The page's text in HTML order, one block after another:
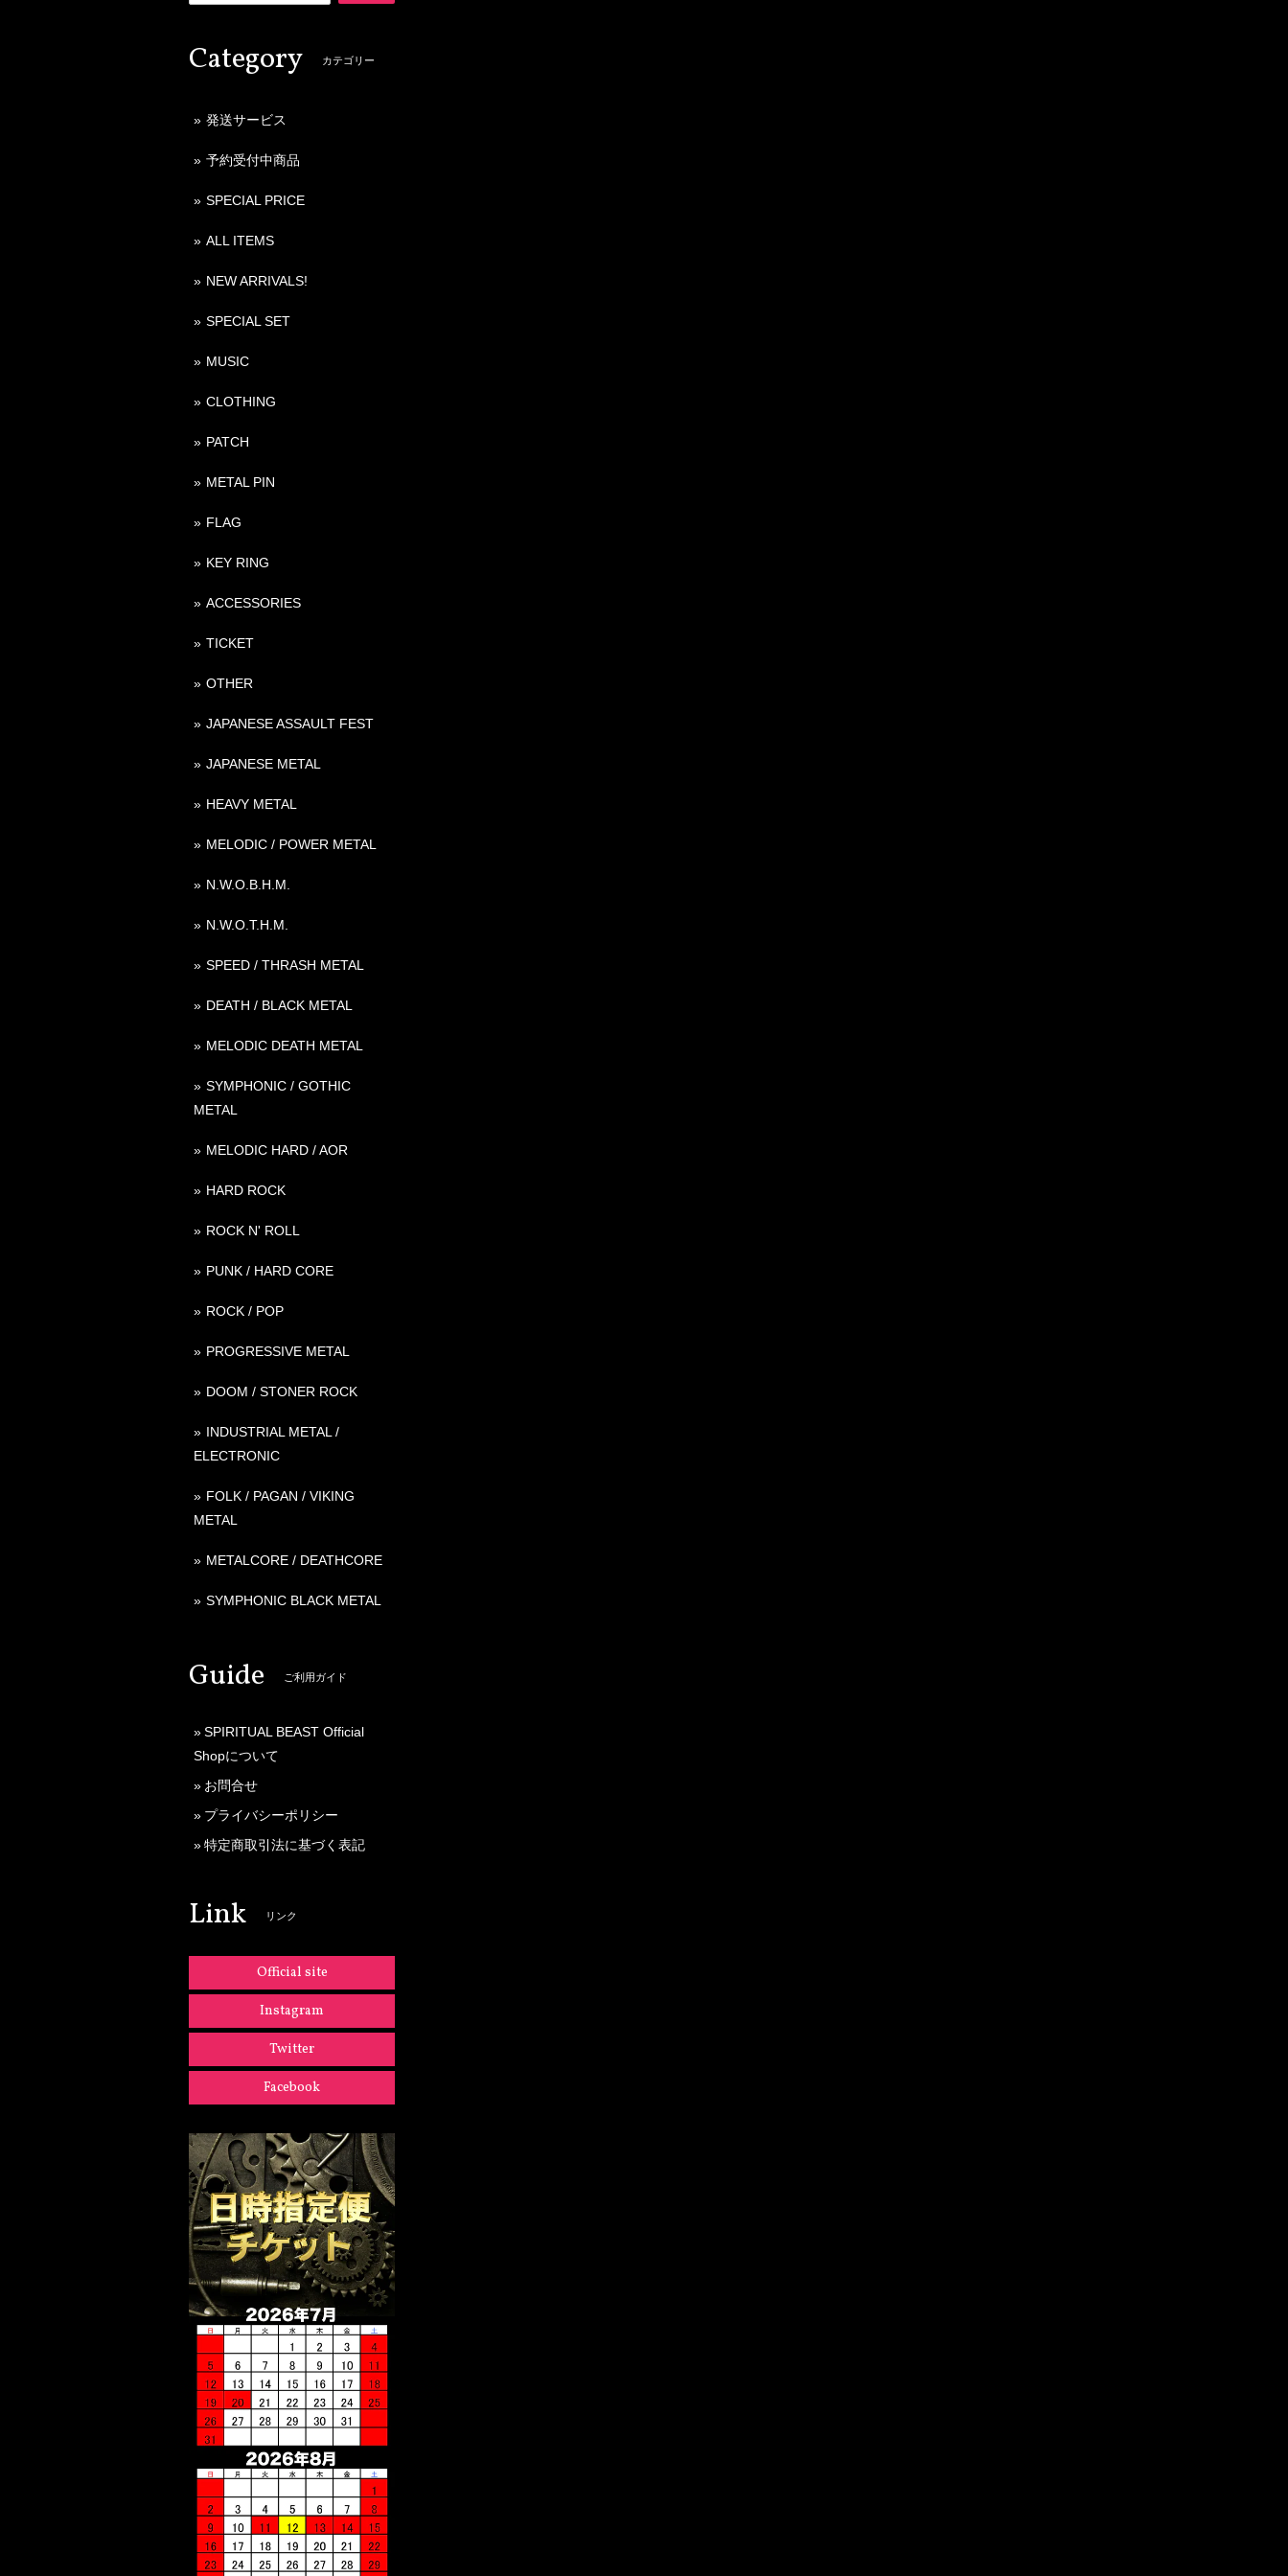
Category カテゴリー
発送サービス
予約受付中商品
SPECIAL PRICE
ALL ITEMS
NEW ARRIVALS!
SPECIAL SET
MUSIC
CLOTHING
PATCH
METAL PIN
FLAG
KEY RING
ACCESSORIES
TICKET
OTHER
JAPANESE ASSAULT FEST
JAPANESE METAL
HEAVY METAL
MELODIC / POWER METAL
N.W.O.B.H.M.
N.W.O.T.H.M.
SPEED / THRASH METAL
DEATH / BLACK METAL
MELODIC DEATH METAL
SYMPHONIC / GOTHIC
METAL
MELODIC HARD / AOR
HARD ROCK
ROCK N' ROLL
PUNK / HARD CORE
ROCK / POP
PROGRESSIVE METAL
DOOM / STONER ROCK
INDUSTRIAL METAL /
ELECTRONIC
FOLK / PAGAN / VIKING
METAL
METALCORE / DEATHCORE
SYMPHONIC BLACK METAL
Guide ご利用ガイド
SPIRITUAL BEAST Official
Shopについて
お問合せ
プライバシーポリシー
特定商取引法に基づく表記
Link リンク
Official site
Instagram
Twitter
Facebook